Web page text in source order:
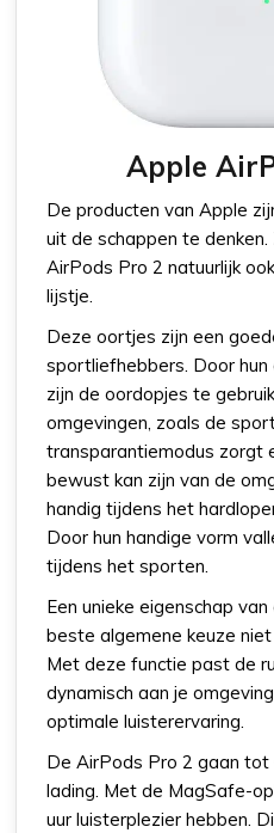
Apple
De producten van Apple
uit de schappen te
AirPods Pro 2 natuurlijk
lijstje.
Deze oortjes zijn een
sportliefhebbers. Door hun
zijn de oordopjes te
omgevingen, zoals de
transparantiemodus zorgt
bewust kan zijn van de
handig tijdens het
Door hun handige vorm
tijdens het sporten.
Een unieke eigenschap
beste algemene keuze
Met deze functie past de
dynamisch aan je
optimale luisterervaring.
De AirPods Pro 2 gaan tot
lading. Met de MagSafe-
uur luisterplezier hebben.